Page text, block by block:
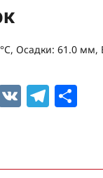
Осадки: 61.0 мм,
VK